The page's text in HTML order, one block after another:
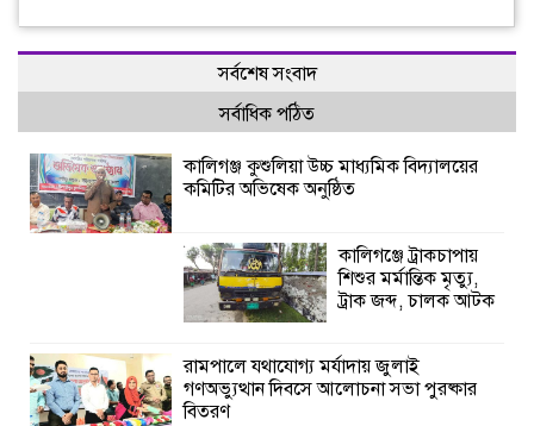
সর্বশেষ সংবাদ
সর্বাধিক পঠিত
কালিগঞ্জ কুশুলিয়া উচ্চ মাধ্যমিক বিদ্যালয়ের
কমিটির অভিষেক অনুষ্ঠিত
কালিগঞ্জে ট্রাকচাপায়
শিশুর মর্মান্তিক মৃত্যু,
ট্রাক জব্দ, চালক আটক
রামপালে যথাযোগ্য মর্যাদায় জুলাই
গণঅভ্যুত্থান দিবসে আলোচনা সভা পুরষ্কার
বিতরণ